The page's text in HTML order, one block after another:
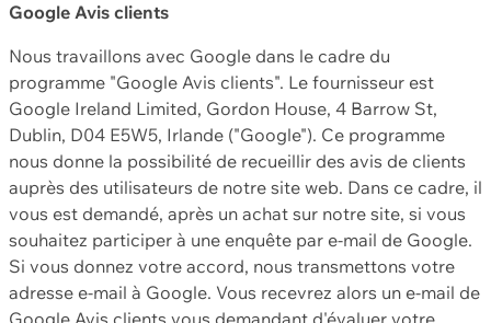
Google Avis clients
Nous travaillons avec Google dans le cadre du
programme "Google Avis clients". Le fournisseur est
Google Ireland Limited, Gordon House, 4 Barrow St,
Dublin, D04 E5W5, Irlande ("Google"). Ce programme
nous donne la possibilité de recueillir des avis de clients
auprès des utilisateurs de notre site web. Dans ce cadre, il
vous est demandé, après un achat sur notre site, si vous
souhaitez participer à une enquête par e-mail de Google.
Si vous donnez votre accord, nous transmettons votre
adresse e-mail à Google. Vous recevrez alors un e-mail de